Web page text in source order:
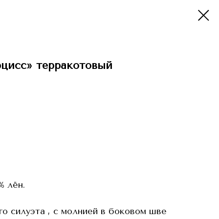
терракотовый
лён.
силуэта , с молнией в боковом шве